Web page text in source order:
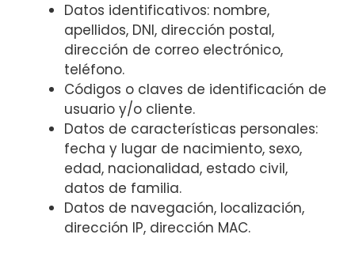
Datos identificativos: nombre,
apellidos, DNI, dirección postal,
dirección de correo electrónico,
teléfono.
Códigos o claves de identificación de
usuario y/o cliente.
Datos de características personales:
fecha y lugar de nacimiento, sexo,
edad, nacionalidad, estado civil,
datos de familia.
Datos de navegación, localización,
dirección IP, dirección MAC.